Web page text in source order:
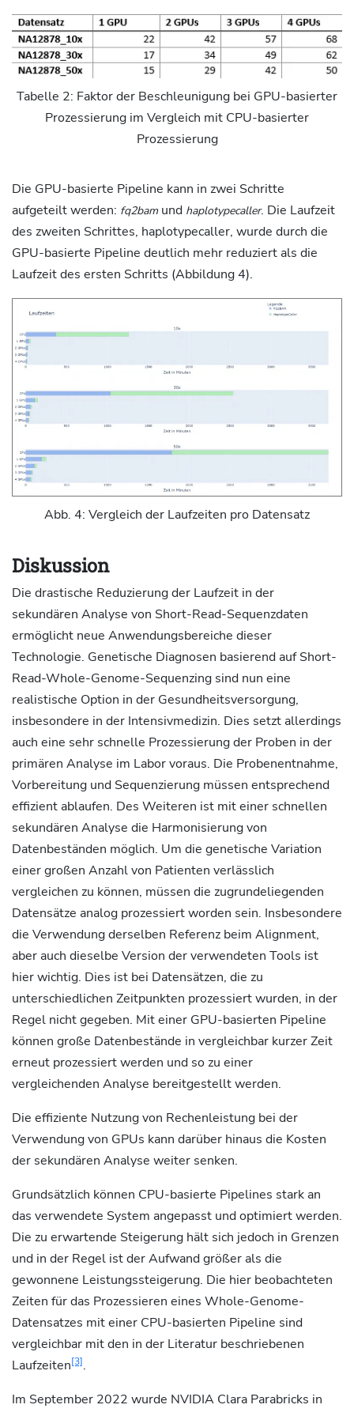
Tabelle 2: Faktor der Beschleunigung bei GPU-basierter
Prozessierung im Vergleich mit CPU-basierter
Prozessierung
Die GPU-basierte Pipeline kann in zwei Schritte
aufgeteilt werden: fq2bam und haplotypecaller. Die Laufzeit
des zweiten Schrittes, haplotypecaller, wurde durch die
GPU-basierte Pipeline deutlich mehr reduziert als die
Laufzeit des ersten Schritts (Abbildung 4).
Abb. 4: Vergleich der Laufzeiten pro Datensatz
Diskussion
Die drastische Reduzierung der Laufzeit in der
sekundären Analyse von Short-Read-Sequenzdaten
ermöglicht neue Anwendungsbereiche dieser
Technologie. Genetische Diagnosen basierend auf Short-
Read-Whole-Genome-Sequenzing sind nun eine
realistische Option in der Gesundheitsversorgung,
insbesondere in der Intensivmedizin. Dies setzt allerdings
auch eine sehr schnelle Prozessierung der Proben in der
primären Analyse im Labor voraus. Die Probenentnahme,
Vorbereitung und Sequenzierung müssen entsprechend
effizient ablaufen. Des Weiteren ist mit einer schnellen
sekundären Analyse die Harmonisierung von
Datenbeständen möglich. Um die genetische Variation
einer großen Anzahl von Patienten verlässlich
vergleichen zu können, müssen die zugrundeliegenden
Datensätze analog prozessiert worden sein. Insbesondere
die Verwendung derselben Referenz beim Alignment,
aber auch dieselbe Version der verwendeten Tools ist
hier wichtig. Dies ist bei Datensätzen, die zu
unterschiedlichen Zeitpunkten prozessiert wurden, in der
Regel nicht gegeben. Mit einer GPU-basierten Pipeline
können große Datenbestände in vergleichbar kurzer Zeit
erneut prozessiert werden und so zu einer
vergleichenden Analyse bereitgestellt werden.
Die effiziente Nutzung von Rechenleistung bei der
Verwendung von GPUs kann darüber hinaus die Kosten
der sekundären Analyse weiter senken.
Grundsätzlich können CPU-basierte Pipelines stark an
das verwendete System angepasst und optimiert werden.
Die zu erwartende Steigerung hält sich jedoch in Grenzen
und in der Regel ist der Aufwand größer als die
gewonnene Leistungssteigerung. Die hier beobachteten
Zeiten für das Prozessieren eines Whole-Genome-
Datensatzes mit einer CPU-basierten Pipeline sind
vergleichbar mit den in der Literatur beschriebenen
Laufzeiten[3].
Im September 2022 wurde NVIDIA Clara Parabricks in